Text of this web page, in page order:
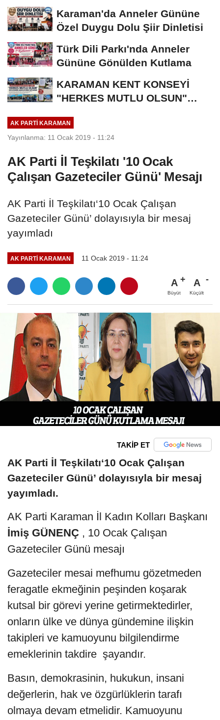
Karaman'da Anneler Gününe
Özel Duygu Dolu Şiir Dinletisi
Türk Dili Parkı'nda Anneler
Gününe Gönülden Kutlama
KARAMAN KENT KONSEYİ
"HERKES MUTLU OLSUN"
GÜNÜNE...
AK PARTI KARAMAN
Yayınlanma: 11 Ocak 2019 - 11:24
AK Parti İl Teşkilatı '10 Ocak
Çalışan Gazeteciler Günü' Mesajı
AK Parti İl Teşkilatı‘10 Ocak Çalışan
Gazeteciler Günü’ dolayısıyla bir mesaj
yayımladı
AK PARTI KARAMAN 11 Ocak 2019 - 11:24
A
Büyüt
A
Küçült
TAKİP ET
AK Parti İl Teşkilatı‘10 Ocak Çalışan
Gazeteciler Günü’ dolayısıyla bir mesaj
yayımladı.
AK Parti Karaman İl Kadın Kolları Başkanı
İmiş GÜNENÇ , 10 Ocak Çalışan
Gazeteciler Günü mesajı
Gazeteciler mesai mefhumu gözetmeden
feragatle ekmeğinin peşinden koşarak
kutsal bir görevi yerine getirmektedirler,
onların ülke ve dünya gündemine ilişkin
takipleri ve kamuoyunu bilgilendirme
emeklerinin takdire şayandır.
Basın, demokrasinin, hukukun, insani
değerlerin, hak ve özgürlüklerin tarafı
olmaya devam etmelidir. Kamuoyunu